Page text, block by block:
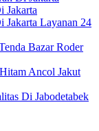
Jakarta
Jakarta Layanan 24
Bazar Roder
Ancol Jakut
Di Jabodetabek